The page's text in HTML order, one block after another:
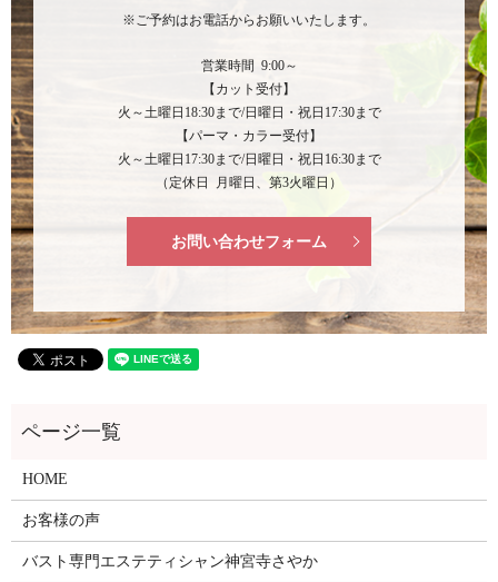
※ご予約はお電話からお願いいたします。
営業時間 9:00～
【カット受付】
火～土曜日18:30まで/日曜日・祝日17:30まで
【パーマ・カラー受付】
火～土曜日17:30まで/日曜日・祝日16:30まで
（定休日 月曜日、第3火曜日）
お問い合わせフォーム
HOME
お客様の声
バスト専門エステティシャン神宮寺さやか